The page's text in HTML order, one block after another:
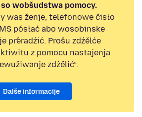
so wobšudstwa pomocy.
was ženje, telefonowe čisło
pósłać abo wosobinske
přeradźić. Prošu zdźělće
z pomocu nastajenja
zdźělić“.
Dalše informacije